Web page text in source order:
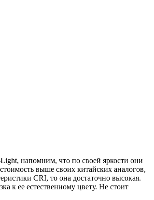
напомним, что по своей яркости они
выше своих китайских аналогов,
CRI, то она достаточно высокая.
к ее естественному цвету. Не стоит